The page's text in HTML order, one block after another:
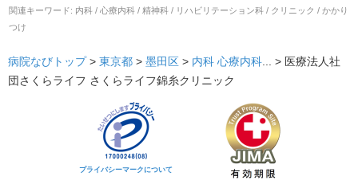
関連キーワード: 内科 / 心療内科 / 精神科 / リハビリテーション科 / クリニック / かかり
つけ
病院なびトップ > 東京都 > 墨田区 > 内科 心療内科... > 医療法人社
団さくらライフ さくらライフ錦糸クリニック
プライバシーマークについて